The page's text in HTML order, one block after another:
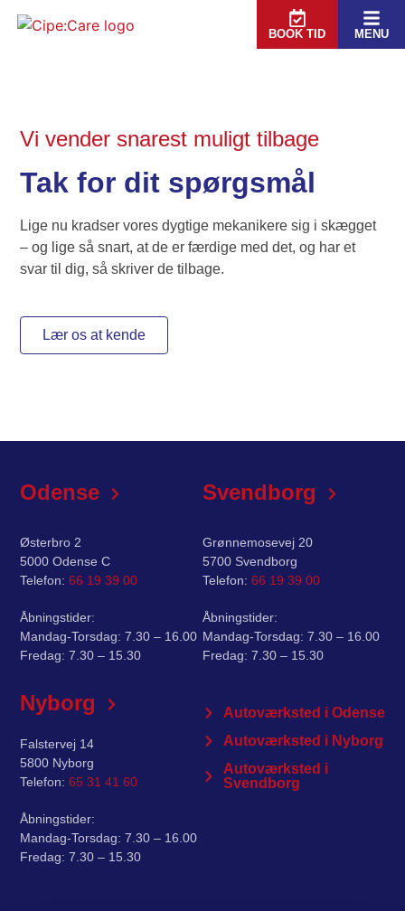
BOOK TID MENU
Vi vender snarest muligt tilbage
Tak for dit spørgsmål
Lige nu kradser vores dygtige mekanikere sig i skægget
– og lige så snart, at de er færdige med det, og har et
svar til dig, så skriver de tilbage.
Lær os at kende
Odense
Østerbro 2
5000 Odense C
Telefon:66 19 39 00
Åbningstider:
Mandag-Torsdag: 7.30 – 16.00
Fredag: 7.30 – 15.30
Nyborg
Falstervej 14
5800 Nyborg
Telefon:65 31 41 60
Åbningstider:
Mandag-Torsdag: 7.30 – 16.00
Fredag: 7.30 – 15.30
Svendborg
Grønnemosevej 20
5700 Svendborg
Telefon: 66 19 39 00
Åbningstider:
Mandag-Torsdag: 7.30 – 16.00
Fredag: 7.30 – 15.30
Autoværksted i Odense
Autoværksted i Nyborg
Autoværksted i
Svendborg